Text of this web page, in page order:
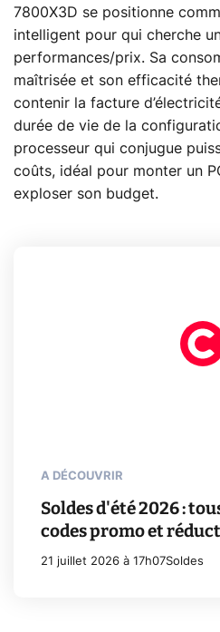
7800X3D se positionne
intelligent pour qui cherche
performances/prix. Sa
maîtrisée et son efficacité
contenir la facture
durée de vie de la
processeur qui conjugue
coûts, idéal pour monter un
exploser son budget.
A DÉCOUVRIR
Soldes d'été 2026 :
codes promo et
21 juillet 2026 à 17h07Soldes